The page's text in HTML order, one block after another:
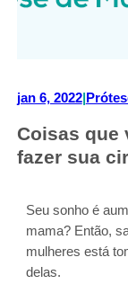
jan 6, 2022|
Coisas que
fazer sua
Seu sonho é
mama? Então,
mulheres está
delas.